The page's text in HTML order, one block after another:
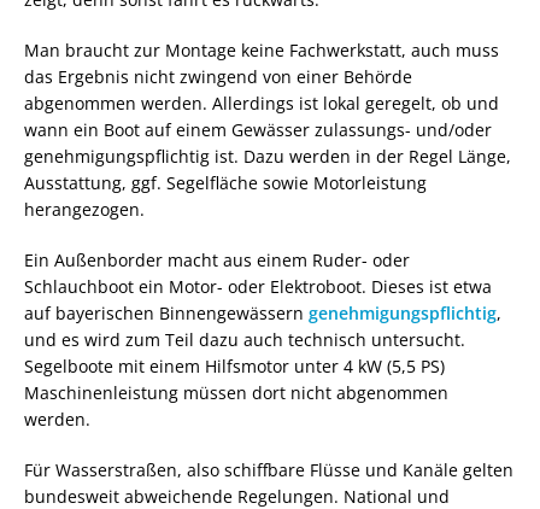
Man braucht zur Montage keine Fachwerkstatt, auch muss
das Ergebnis nicht zwingend von einer Behörde
abgenommen werden. Allerdings ist lokal geregelt, ob und
wann ein Boot auf einem Gewässer zulassungs- und/oder
genehmigungspflichtig ist. Dazu werden in der Regel Länge,
Ausstattung, ggf. Segelfläche sowie Motorleistung
herangezogen.
Ein Außenborder macht aus einem Ruder- oder
Schlauchboot ein Motor- oder Elektroboot. Dieses ist etwa
auf bayerischen Binnengewässern genehmigungspflichtig,
und es wird zum Teil dazu auch technisch untersucht.
Segelboote mit einem Hilfsmotor unter 4 kW (5,5 PS)
Maschinenleistung müssen dort nicht abgenommen
werden.
Für Wasserstraßen, also schiffbare Flüsse und Kanäle gelten
bundesweit abweichende Regelungen. National und